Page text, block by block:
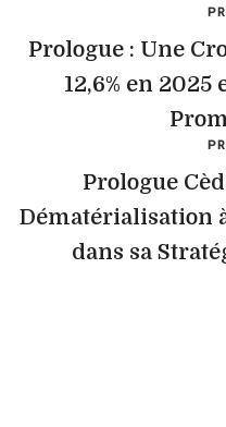
Prologue : Une
12,6% en 2025
Prologue
Dématérialisation
dans sa